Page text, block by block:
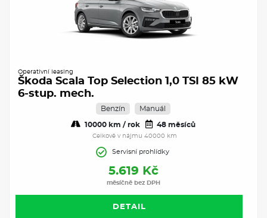
Operativní leasing
Škoda Scala Top Selection 1,0 TSI 85 kW
6-stup. mech.
Benzín Manuál
10000 km / rok 48 měsíců
Celkově v nájmu 40000 km
Servisní prohlídky
5.619 Kč
měsíčně bez DPH
DETAIL